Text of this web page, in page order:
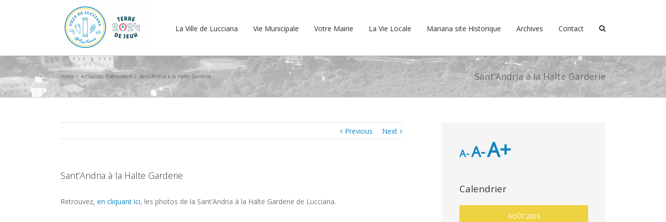
La Ville de Lucciana Vie Municipale Votre Mairie La Vie Locale Mariana site Historique Archives Contact
Sant’Andria à la Halte Garderie
Home / Actualités, Evénement / Sant’Andria à la Halte Garderie
Previous Next
Sant’Andria à la Halte Garderie
Retrouvez, en cliquant ici, les photos de la Sant’Andria à la Halte Garderie de Lucciana.
A-A-A+
Calendrier
AOÛT 2026